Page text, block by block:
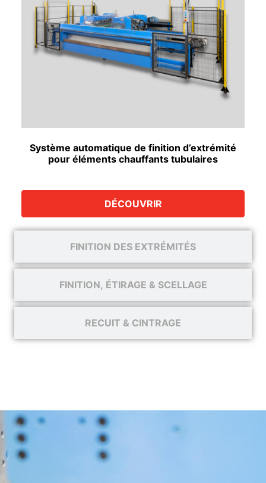
FINITION DES EXTRÉMITÉS
FINITION, ÉTIRAGE & SCELLAGE
RECUIT & CINTRAGE
Système automatique de finition d’extrémité
pour éléments chauffants tubulaires
DÉCOUVRIR